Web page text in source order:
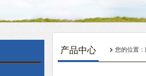
产品中心 您的位置：